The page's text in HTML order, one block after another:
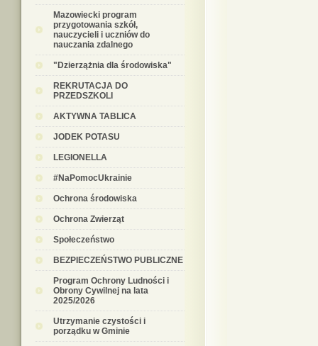
Mazowiecki program
przygotowania szkół,
nauczycieli i uczniów do
nauczania zdalnego
"Dzierzążnia dla środowiska"
REKRUTACJA DO
PRZEDSZKOLI
AKTYWNA TABLICA
JODEK POTASU
LEGIONELLA
#NaPomocUkrainie
Ochrona środowiska
Ochrona Zwierząt
Społeczeństwo
BEZPIECZEŃSTWO PUBLICZNE
Program Ochrony Ludności i
Obrony Cywilnej na lata
2025/2026
Utrzymanie czystości i
porządku w Gminie